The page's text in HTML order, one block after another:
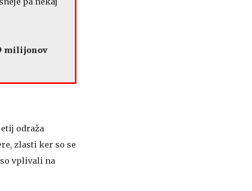
milijonov
odraža
zlasti ker so se
vplivali na